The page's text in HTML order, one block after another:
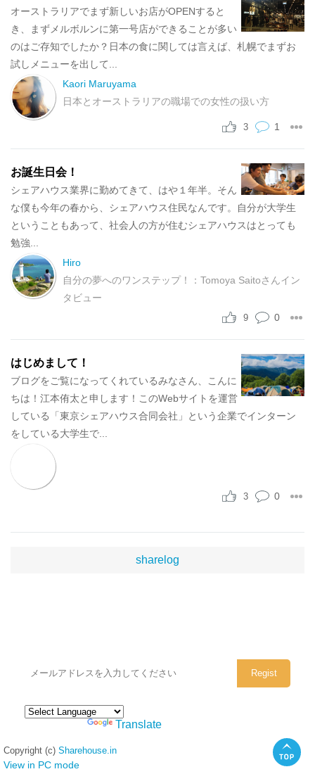
オーストラリアでまず新しいお店がOPENすると
き、まずメルボルンに第一号店ができることが多い
のはご存知でしたか？日本の食に関しては言えば、札幌でまずお
試しメニューを出して...
Kaori Maruyama
日本とオーストラリアの職場での女性の扱い方
1
3
お誕生日会！
シェアハウス業界に勤めてきて、はや１年半。そん
な僕も今年の春から、シェアハウス住民なんです。自分が大学生
ということもあって、社会人の方が住むシェアハウスはとっても
勉強...
Hiro
自分の夢へのワンステップ！：Tomoya Saitoさんイン
タビュー
0
9
はじめまして！
ブログをご覧になってくれているみなさん、こんに
ちは！江本侑太と申します！このWebサイトを運営
している「東京シェアハウス合同会社」という企業でインターン
をしている大学生で...
0
3
sharelog
Translate
Copyright (c) Sharehouse.in
View in PC mode